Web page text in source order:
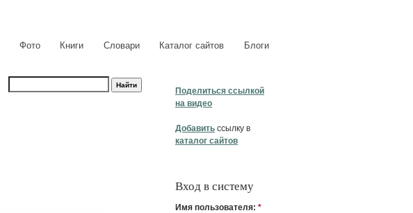
Фото Книги Словари Каталог сайтов Блоги
Поделиться ссылкой
на видео
Добавить ссылку в
каталог сайтов
Вход в систему
Имя пользователя: *